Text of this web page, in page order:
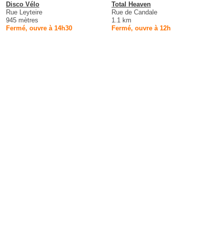
Disco Vélo
Rue Leyteire
945 mètres
Fermé, ouvre à 14h30
Total Heaven
Rue de Candale
1.1 km
Fermé, ouvre à 12h